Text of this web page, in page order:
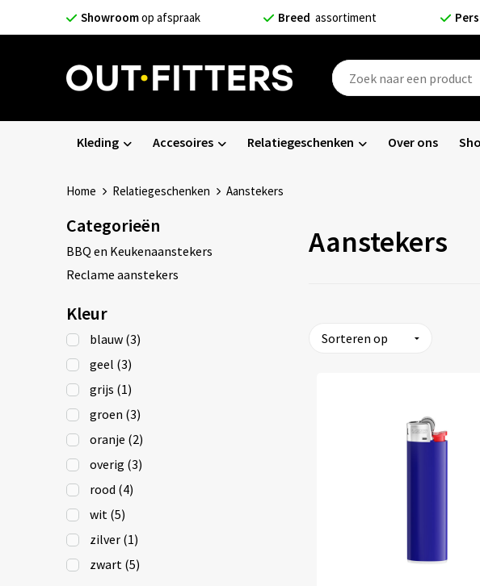
Showroomop afspraak Breed assortiment
Kleding Accesoires Relatiegeschenken Over ons
Home Relatiegeschenken Aanstekers
Categorieën
BBQ en Keukenaanstekers
Reclame aanstekers
Kleur
blauw (3)
geel (3)
grijs (1)
groen (3)
oranje (2)
overig (3)
rood (4)
wit (5)
zilver (1)
zwart (5)
Aanstekers